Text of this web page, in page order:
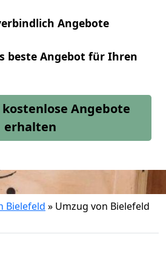
Angebote
beste Angebot für Ihren
Angebote
erhalten
Bielefeld » Umzug von Bielefeld